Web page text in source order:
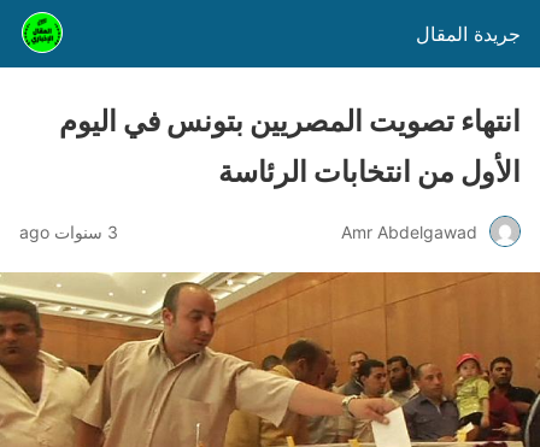
جريدة المقال
انتهاء تصويت المصريين بتونس في اليوم
الأول من انتخابات الرئاسة
Amr Abdelgawad 3 سنوات ago